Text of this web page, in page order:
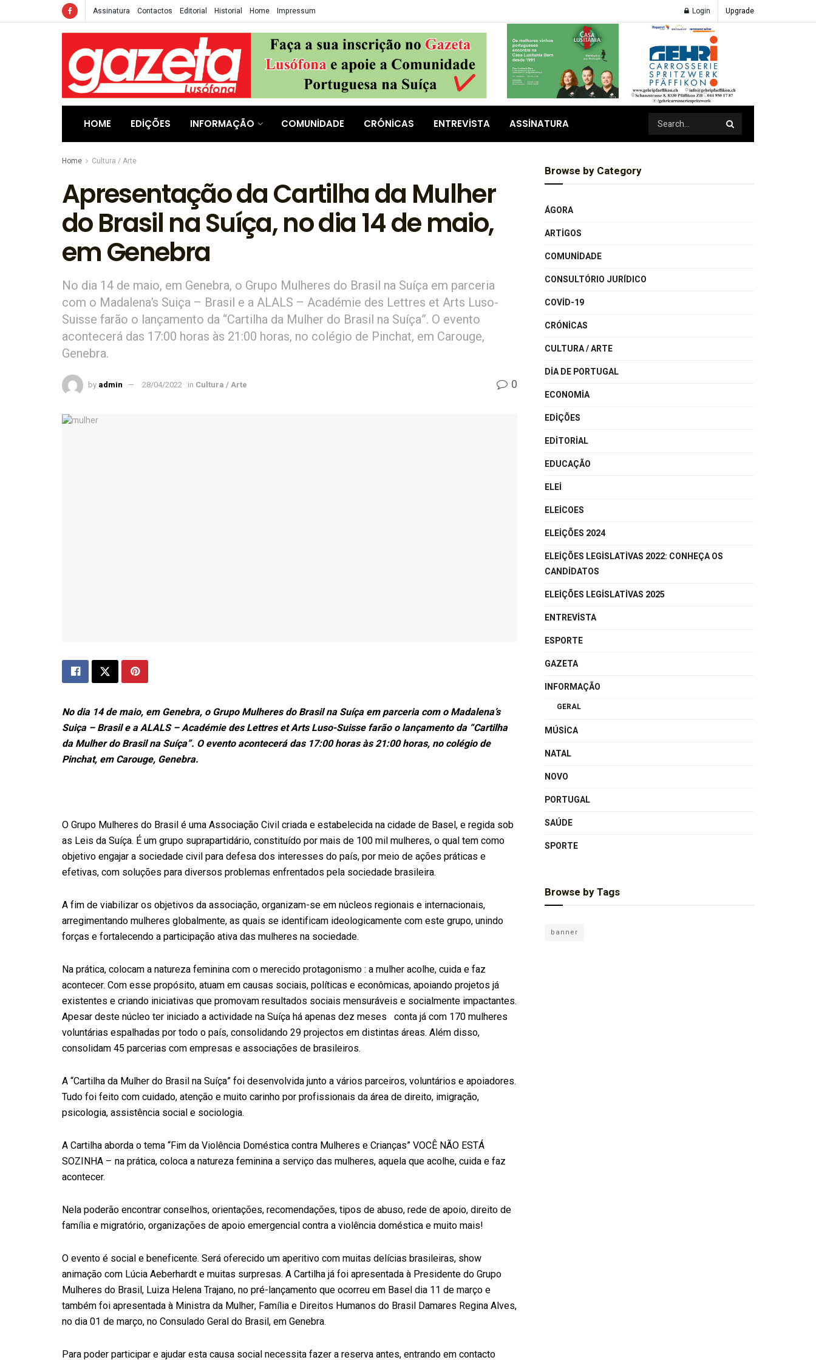
Assinatura Contactos Editorial Historial Home Impressum Login Upgrade
HOME EDIÇÕES INFORMAÇÃO COMUNIDADE CRÓNICAS ENTREVISTA ASSINATURA
Home Cultura / Arte
Apresentação da Cartilha da Mulher
do Brasil na Suíça, no dia 14 de maio,
em Genebra
No dia 14 de maio, em Genebra, o Grupo Mulheres do Brasil na Suíça em parceria
com o Madalena’s Suiça – Brasil e a ALALS – Académie des Lettres et Arts Luso-
Suisse farão o lançamento da “Cartilha da Mulher do Brasil na Suíça”. O evento
acontecerá das 17:00 horas às 21:00 horas, no colégio de Pinchat, em Carouge,
Genebra.
by admin 28/04/2022 in Cultura / Arte 0
No dia 14 de maio, em Genebra, o Grupo Mulheres do Brasil na Suíça em parceria com o Madalena’s
Suiça – Brasil e a ALALS – Académie des Lettres et Arts Luso-Suisse farão o lançamento da “Cartilha
da Mulher do Brasil na Suíça”. O evento acontecerá das 17:00 horas às 21:00 horas, no colégio de
Pinchat, em Carouge, Genebra.
O Grupo Mulheres do Brasil é uma Associação Civil criada e estabelecida na cidade de Basel, e regida sob
as Leis da Suíça. É um grupo suprapartidário, constituído por mais de 100 mil mulheres, o qual tem como
objetivo engajar a sociedade civil para defesa dos interesses do país, por meio de ações práticas e
efetivas, com soluções para diversos problemas enfrentados pela sociedade brasileira.
A fim de viabilizar os objetivos da associação, organizam-se em núcleos regionais e internacionais,
arregimentando mulheres globalmente, as quais se identificam ideologicamente com este grupo, unindo
forças e fortalecendo a participação ativa das mulheres na sociedade.
Na prática, colocam a natureza feminina com o merecido protagonismo : a mulher acolhe, cuida e faz
acontecer. Com esse propósito, atuam em causas sociais, políticas e econômicas, apoiando projetos já
existentes e criando iniciativas que promovam resultados sociais mensuráveis e socialmente impactantes.
Apesar deste núcleo ter iniciado a actividade na Suíça há apenas dez meses conta já com 170 mulheres
voluntárias espalhadas por todo o país, consolidando 29 projectos em distintas áreas. Além disso,
consolidam 45 parcerias com empresas e associações de brasileiros.
A “Cartilha da Mulher do Brasil na Suíça” foi desenvolvida junto a vários parceiros, voluntários e apoiadores.
Tudo foi feito com cuidado, atenção e muito carinho por profissionais da área de direito, imigração,
psicologia, assistência social e sociologia.
A Cartilha aborda o tema “Fim da Violência Doméstica contra Mulheres e Crianças” VOCÊ NÃO ESTÁ
SOZINHA – na prática, coloca a natureza feminina a serviço das mulheres, aquela que acolhe, cuida e faz
acontecer.
Nela poderão encontrar conselhos, orientações, recomendações, tipos de abuso, rede de apoio, direito de
família e migratório, organizações de apoio emergencial contra a violência doméstica e muito mais!
O evento é social e beneficente. Será oferecido um aperitivo com muitas delícias brasileiras, show
animação com Lúcia Aeberhardt e muitas surpresas. A Cartilha já foi apresentada à Presidente do Grupo
Mulheres do Brasil, Luiza Helena Trajano, no pré-lançamento que ocorreu em Basel dia 11 de março e
também foi apresentada à Ministra da Mulher, Família e Direitos Humanos do Brasil Damares Regina Alves,
no dia 01 de março, no Consulado Geral do Brasil, em Genebra.
Para poder participar e ajudar esta causa social necessita fazer a reserva antes, entrando em contacto
Browse by Category
ÁGORA
ARTIGOS
COMUNIDADE
CONSULTÓRIO JURÍDICO
COVID-19
CRÓNICAS
CULTURA / ARTE
DIA DE PORTUGAL
ECONOMIA
EDIÇÕES
EDITORIAL
EDUCAÇÃO
ELEI
ELEICOES
ELEIÇÕES 2024
ELEIÇÕES LEGISLATIVAS 2022: CONHEÇA OS
CANDIDATOS
ELEIÇÕES LEGISLATIVAS 2025
ENTREVISTA
ESPORTE
GAZETA
INFORMAÇÃO
GERAL
MÚSICA
NATAL
NOVO
PORTUGAL
SAÚDE
SPORTE
Browse by Tags
banner